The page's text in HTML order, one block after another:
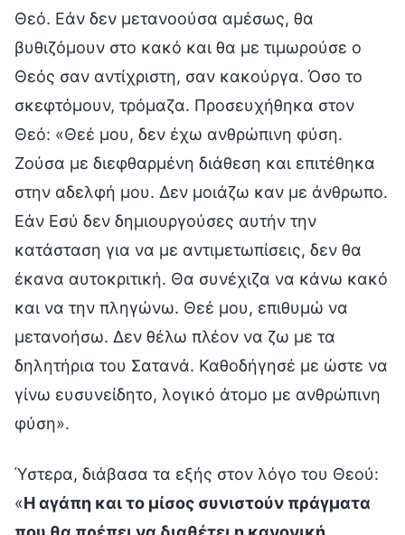
Θεό. Εάν δεν μετανοούσα αμέσως, θα
βυθιζόμουν στο κακό και θα με τιμωρούσε ο
Θεός σαν αντίχριστη, σαν κακούργα. Όσο το
σκεφτόμουν, τρόμαζα. Προσευχήθηκα στον
Θεό: «Θεέ μου, δεν έχω ανθρώπινη φύση.
Ζούσα με διεφθαρμένη διάθεση και επιτέθηκα
στην αδελφή μου. Δεν μοιάζω καν με άνθρωπο.
Εάν Εσύ δεν δημιουργούσες αυτήν την
κατάσταση για να με αντιμετωπίσεις, δεν θα
έκανα αυτοκριτική. Θα συνέχιζα να κάνω κακό
και να την πληγώνω. Θεέ μου, επιθυμώ να
μετανοήσω. Δεν θέλω πλέον να ζω με τα
δηλητήρια του Σατανά. Καθοδήγησέ με ώστε να
γίνω ευσυνείδητο, λογικό άτομο με ανθρώπινη
φύση».
Ύστερα, διάβασα τα εξής στον λόγο του Θεού:
«Η αγάπη και το μίσος συνιστούν πράγματα